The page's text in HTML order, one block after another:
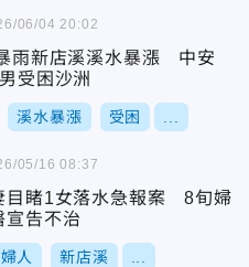
雨新店溪溪水暴漲 中安
受困沙洲
溪水暴漲 受困
06/04 20:02
目睹1女落水急報案 8旬婦
宣告不治
婦人 新店溪
05/16 08:37